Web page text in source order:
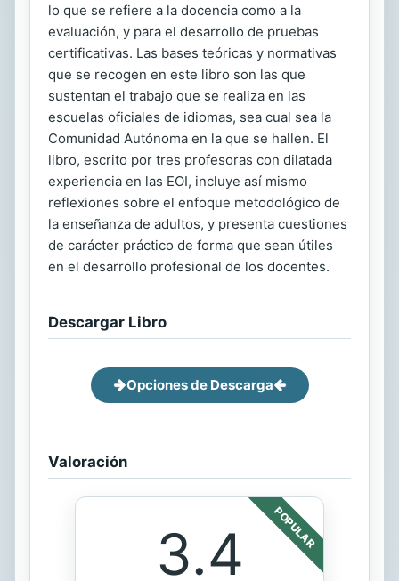
lo que se refiere a la docencia como a la
evaluación, y para el desarrollo de pruebas
certificativas. Las bases teóricas y normativas
que se recogen en este libro son las que
sustentan el trabajo que se realiza en las
escuelas oficiales de idiomas, sea cual sea la
Comunidad Autónoma en la que se hallen. El
libro, escrito por tres profesoras con dilatada
experiencia en las EOI, incluye así mismo
reflexiones sobre el enfoque metodológico de
la enseñanza de adultos, y presenta cuestiones
de carácter práctico de forma que sean útiles
en el desarrollo profesional de los docentes.
Descargar Libro
Opciones de Descarga
Valoración
POPULAR
3.4